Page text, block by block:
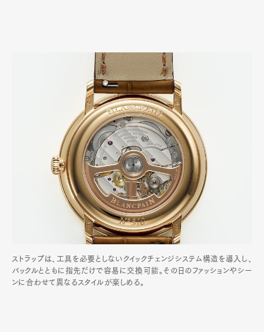
ストラップは、工具を必要としないクイックチェンジシステム構造を導入し、
バックルとともに指先だけで容易に交換可能。その日のファッションやシー
ンに合わせて異なるスタイルが楽しめる。